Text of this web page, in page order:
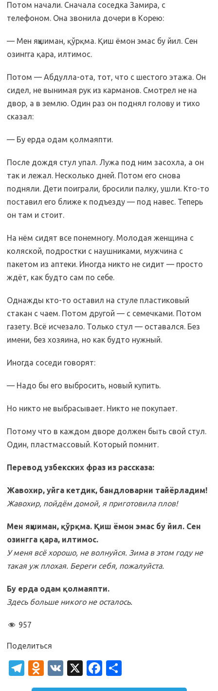
Потом начали. Сначала соседка Замира, с
телефоном. Она звонила дочери в Корею:
— Мен яҳшиман, қўрқма. Қиш ёмон эмас бу йил. Сен
озингга қара, илтимос.
Потом — Абдулла-ота, тот, что с шестого этажа. Он
сидел, не вынимая рук из карманов. Смотрел не на
двор, а в землю. Один раз он поднял голову и тихо
сказал:
— Бу ерда одам қолмаяпти.
После дождя стул упал. Лужа под ним засохла, а он
так и лежал. Несколько дней. Потом его снова
подняли. Дети поиграли, бросили палку, ушли. Кто-то
поставил его ближе к подъезду — под навес. Теперь
он там и стоит.
На нём сидят все понемногу. Молодая женщина с
коляской, подростки с наушниками, мужчина с
пакетом из аптеки. Иногда никто не сидит — просто
ждёт, как будто сам по себе.
Однажды кто-то оставил на стуле пластиковый
стакан с чаем. Потом другой — с семечками. Потом
газету. Всё исчезало. Только стул — оставался. Без
имени, без хозяина, но как будто нужный.
Иногда соседи говорят:
— Надо бы его выбросить, новый купить.
Но никто не выбрасывает. Никто не покупает.
Потому что в каждом дворе должен быть свой стул.
Один, пластмассовый. Который помнит.
Перевод узбекских фраз из рассказа:
Жавохир, уйга кетдик, бандловарни тайёрладим!
Жавохир, пойдём домой, я приготовила плов!
Мен яҳшиман, қўрқма. Қиш ёмон эмас бу йил. Сен
озингга қара, илтимос.
У меня всё хорошо, не волнуйся. Зима в этом году не
такая уж плохая. Береги себя, пожалуйста.
Бу ерда одам қолмаяпти.
Здесь больше никого не осталось.
957
Поделиться
T
el
O
d
V
K
X
Fa
c
т